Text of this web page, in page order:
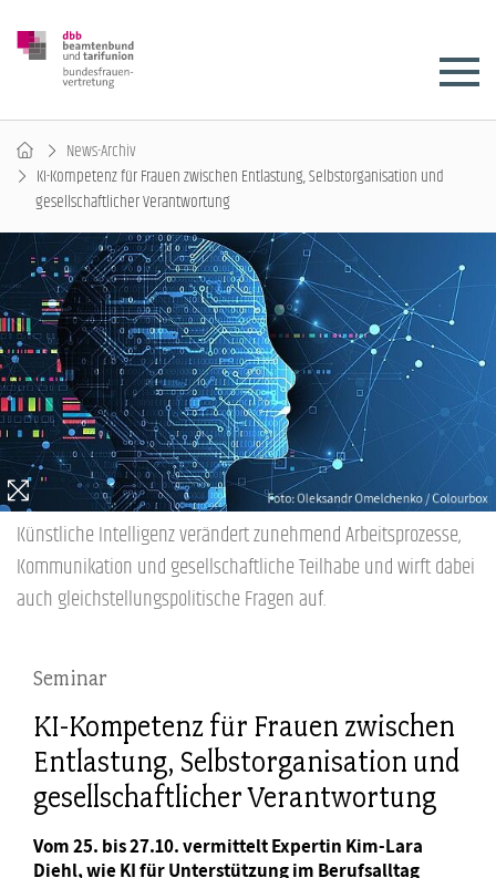
News-Archiv
KI-Kompetenz für Frauen zwischen Entlastung, Selbstorganisation und
gesellschaftlicher Verantwortung
Künstliche Intelligenz verändert zunehmend Arbeitsprozesse,
Kommunikation und gesellschaftliche Teilhabe und wirft dabei
auch gleichstellungspolitische Fragen auf.
Seminar
KI-Kompetenz für Frauen zwischen
Entlastung, Selbstorganisation und
gesellschaftlicher Verantwortung
Vom 25. bis 27.10. vermittelt Expertin Kim-Lara
Diehl, wie KI für Unterstützung im Berufsalltag